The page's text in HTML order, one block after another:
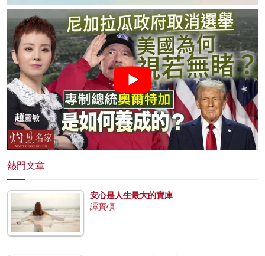
熱門文章
安心是人生最大的寶庫
譚寶碩